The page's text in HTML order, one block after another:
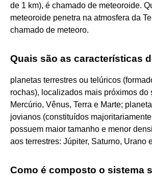
de 1 km), é chamado de meteoroide.
meteoroide penetra na atmosfera da
chamado de meteoro.
Quais são as características
planetas terrestres ou telúricos
rochas), localizados mais próximos do
Mercúrio, Vênus, Terra e Marte;
jovianos (constituídos
possuem maior tamanho e menor
aos terrestres: Júpiter, Saturno, Urano
Como é composto o sistema